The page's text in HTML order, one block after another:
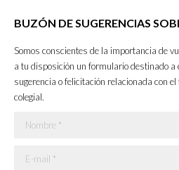
opens
new
window
opens
new
window
opens
new
window
opens
in
new
window
BUZÓN DE SUGERENCIAS
Somos conscientes de la importancia de
a tu disposición un formulario destinado a
sugerencia o felicitación relacionada con
colegial.
Nombre *
E-mail *